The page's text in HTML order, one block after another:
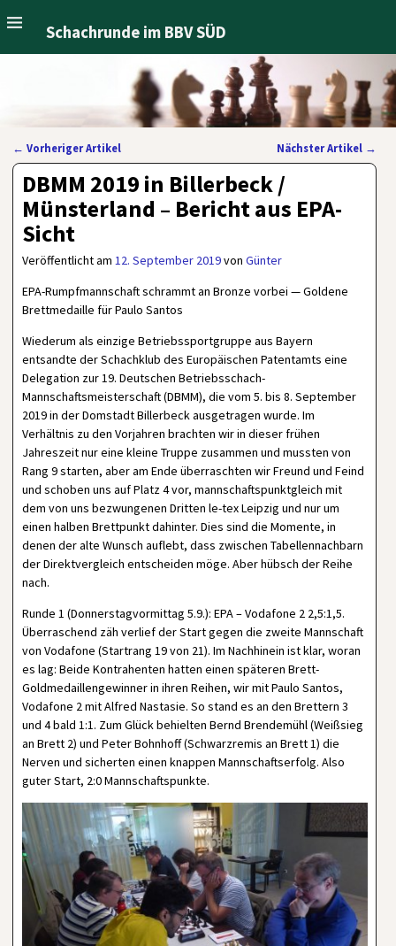
Schachrunde im BBV SÜD
Artikelnavigation
← Vorheriger Artikel Nächster Artikel →
DBMM 2019 in Billerbeck /
Münsterland – Bericht aus EPA-
Sicht
Veröffentlicht am12. September 2019vonGünter
EPA-Rumpfmannschaft schrammt an Bronze vorbei — Goldene
Brettmedaille für Paulo Santos
Wiederum als einzige Betriebssportgruppe aus Bayern
entsandte der Schachklub des Europäischen Patentamts eine
Delegation zur 19. Deutschen Betriebsschach-
Mannschaftsmeisterschaft (DBMM), die vom 5. bis 8. September
2019 in der Domstadt Billerbeck ausgetragen wurde. Im
Verhältnis zu den Vorjahren brachten wir in dieser frühen
Jahreszeit nur eine kleine Truppe zusammen und mussten von
Rang 9 starten, aber am Ende überraschten wir Freund und Feind
und schoben uns auf Platz 4 vor, mannschaftspunktgleich mit
dem von uns bezwungenen Dritten le-tex Leipzig und nur um
einen halben Brettpunkt dahinter. Dies sind die Momente, in
denen der alte Wunsch auflebt, dass zwischen Tabellennachbarn
der Direktvergleich entscheiden möge. Aber hübsch der Reihe
nach.
Runde 1 (Donnerstagvormittag 5.9.): EPA – Vodafone 2 2,5:1,5.
Überraschend zäh verlief der Start gegen die zweite Mannschaft
von Vodafone (Startrang 19 von 21). Im Nachhinein ist klar, woran
es lag: Beide Kontrahenten hatten einen späteren Brett-
Goldmedaillengewinner in ihren Reihen, wir mit Paulo Santos,
Vodafone 2 mit Alfred Nastasie. So stand es an den Brettern 3
und 4 bald 1:1. Zum Glück behielten Bernd Brendemühl (Weißsieg
an Brett 2) und Peter Bohnhoff (Schwarzremis an Brett 1) die
Nerven und sicherten einen knappen Mannschaftserfolg. Also
guter Start, 2:0 Mannschaftspunkte.